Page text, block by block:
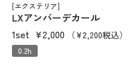
[エクステリア]
LXアンバーデカール
1set ¥2,000 （¥2,200税込）
0.2h